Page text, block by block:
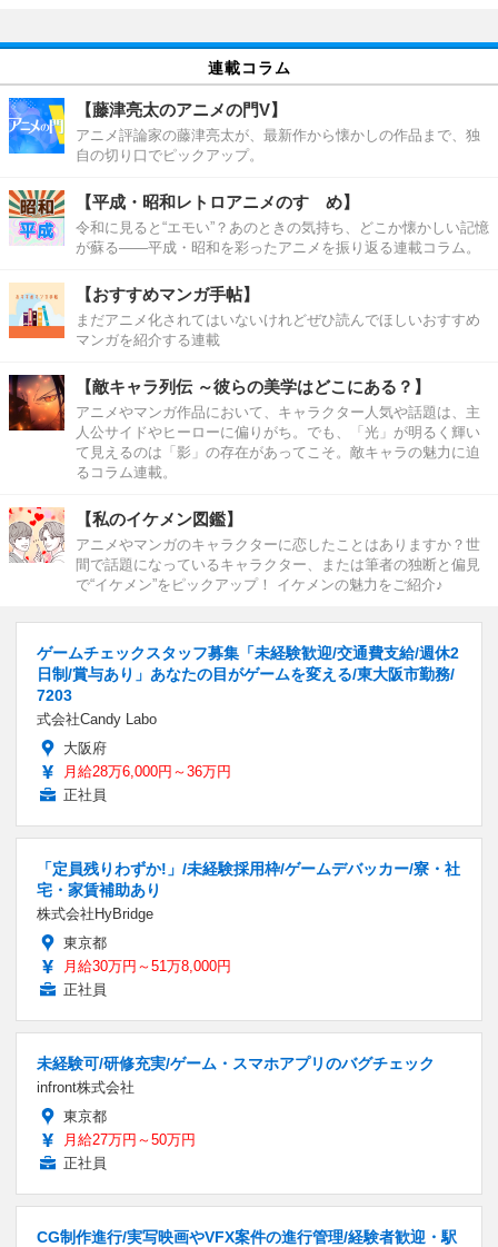
連載コラム
【藤津亮太のアニメの門V】
アニメ評論家の藤津亮太が、最新作から懐かしの作品まで、独
自の切り口でピックアップ。
【平成・昭和レトロアニメのすゝめ】
令和に見ると“エモい”？あのときの気持ち、どこか懐かしい記憶
が蘇る――平成・昭和を彩ったアニメを振り返る連載コラム。
【おすすめマンガ手帖】
まだアニメ化されてはいないけれどぜひ読んでほしいおすすめ
マンガを紹介する連載
【敵キャラ列伝 ～彼らの美学はどこにある？】
アニメやマンガ作品において、キャラクター人気や話題は、主
人公サイドやヒーローに偏りがち。でも、「光」が明るく輝い
て見えるのは「影」の存在があってこそ。敵キャラの魅力に迫
るコラム連載。
【私のイケメン図鑑】
アニメやマンガのキャラクターに恋したことはありますか？世
間で話題になっているキャラクター、または筆者の独断と偏見
で“イケメン”をピックアップ！ イケメンの魅力をご紹介♪
ゲームチェックスタッフ募集「未経験歓迎/交通費支給/週休2
日制/賞与あり」あなたの目がゲームを変える/東大阪市勤務/
7203
式会社Candy Labo
大阪府
月給28万6,000円～36万円
正社員
「定員残りわずか!」/未経験採用枠/ゲームデバッカー/寮・社
宅・家賃補助あり
株式会社HyBridge
東京都
月給30万円～51万8,000円
正社員
未経験可/研修充実/ゲーム・スマホアプリのバグチェック
infront株式会社
東京都
月給27万円～50万円
正社員
CG制作進行/実写映画やVFX案件の進行管理/経験者歓迎・駅